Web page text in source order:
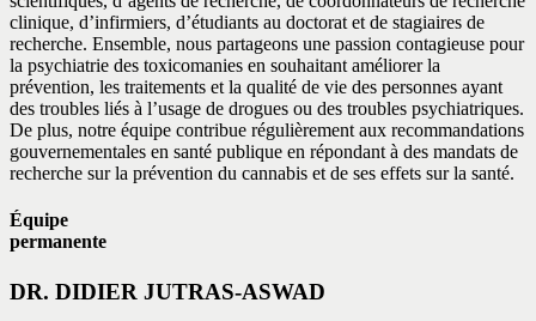
clinique, d’infirmiers, d’étudiants au doctorat et de stagiaires de
recherche. Ensemble, nous partageons une passion contagieuse pour
la psychiatrie des toxicomanies en souhaitant améliorer la
prévention, les traitements et la qualité de vie des personnes ayant
des troubles liés à l’usage de drogues ou des troubles psychiatriques.
De plus, notre équipe contribue régulièrement aux recommandations
gouvernementales en santé publique en répondant à des mandats de
recherche sur la prévention du cannabis et de ses effets sur la santé.
Équipe
permanente
DR. DIDIER JUTRAS-ASWAD